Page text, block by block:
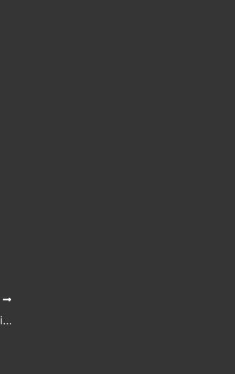
Plateau mini-poussins du 18 janvier 2025